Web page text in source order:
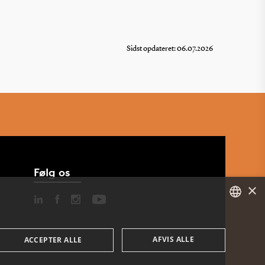
Sidst opdateret: 06.07.2026
Følg os
ENGLISH
×
ACCEPTER ALLE AFVIS ALLE